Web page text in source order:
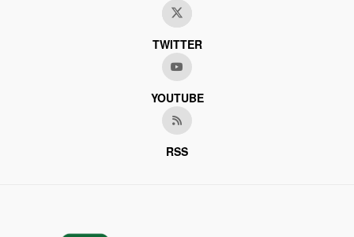
TWITTER
YOUTUBE
RSS